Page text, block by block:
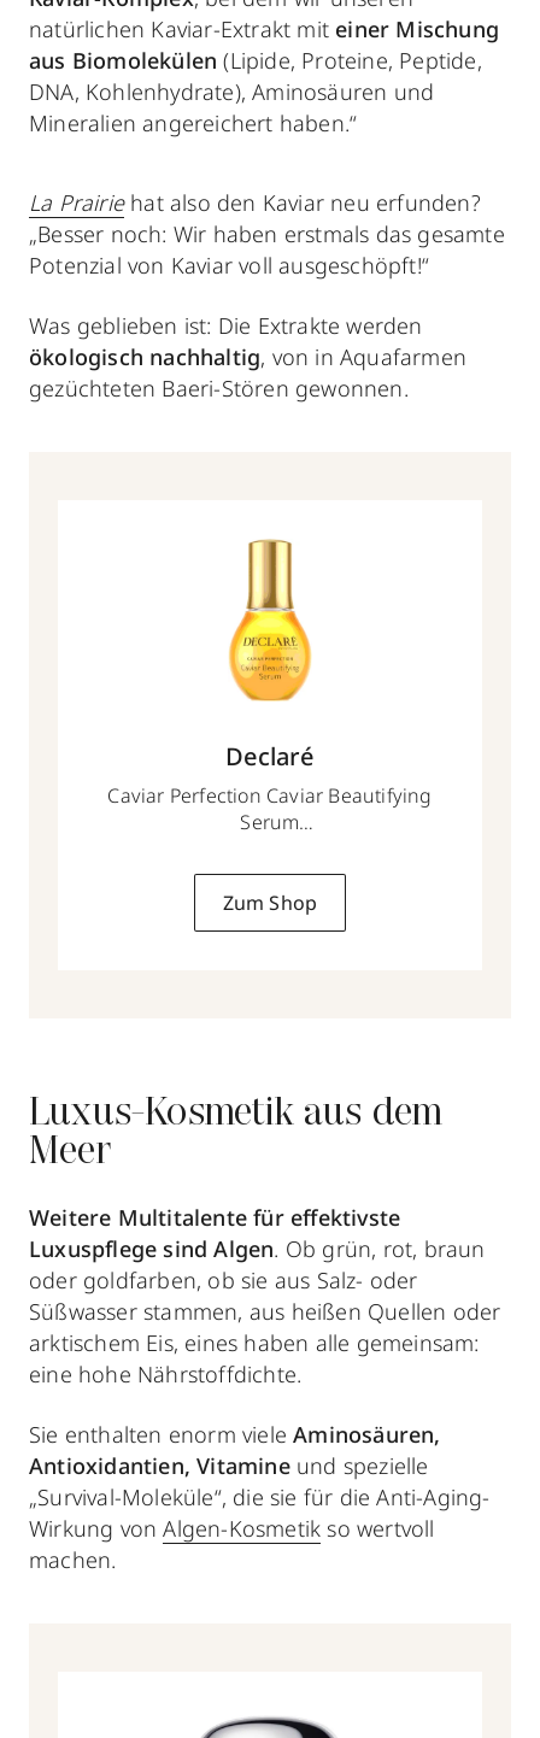
natürlichen Kaviar-Extrakt mit einer Mischung
aus Biomolekülen (Lipide, Proteine, Peptide,
DNA, Kohlenhydrate), Aminosäuren und
Mineralien angereichert haben.“
La Prairie hat also den Kaviar neu erfunden?
„Besser noch: Wir haben erstmals das gesamte
Potenzial von Kaviar voll ausgeschöpft!“
Was geblieben ist: Die Extrakte werden
ökologisch nachhaltig, von in Aquafarmen
gezüchteten Baeri-Stören gewonnen.
Declaré
Caviar Perfection Caviar Beautifying
Serum
Zum Shop
Luxus-Kosmetik aus dem
Meer
Weitere Multitalente für effektivste
Luxuspflege sind Algen. Ob grün, rot, braun
oder goldfarben, ob sie aus Salz- oder
Süßwasser stammen, aus heißen Quellen oder
arktischem Eis, eines haben alle gemeinsam:
eine hohe Nährstoffdichte.
Sie enthalten enorm vieleAminosäuren,
Antioxidantien, Vitamineund spezielle
„Survival-Moleküle“, die sie für die Anti-Aging-
Wirkung vonAlgen-Kosmetik so wertvoll
machen.